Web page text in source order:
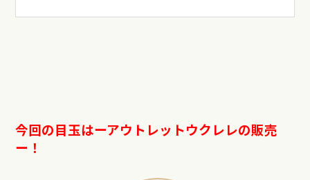
今回の目玉はーアウトレットウクレレの販売
ー！